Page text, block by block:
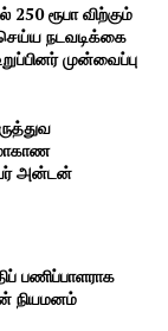
ரூபா விற்கும்
செய்ய நடவடிக்கை
முன்வைப்பு
அன்டன்
பணிப்பாளராக
நியமனம்